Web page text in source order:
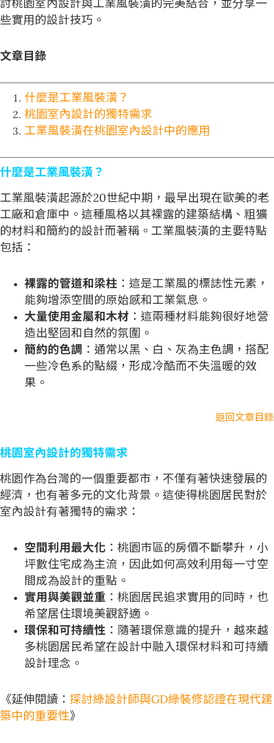
討桃園室內設計與工業風裝潢的完美結合，並分享一
些實用的設計技巧。
文章目錄
什麼是工業風裝潢？
桃園室內設計的獨特需求
工業風裝潢在桃園室內設計中的應用
什麼是工業風裝潢？
工業風裝潢起源於20世紀中期，最早出現在歐美的老
工廠和倉庫中。這種風格以其裸露的建築結構、粗獷
的材料和簡約的設計而著稱。工業風裝潢的主要特點
包括：
裸露的管道和梁柱 ：這是工業風的標誌性元素，
能夠增添空間的原始感和工業氣息。
大量使用金屬和木材 ：這兩種材料能夠很好地營
造出堅固和自然的氛圍。
簡約的色調 ：通常以黑、白、灰為主色調，搭配
一些冷色系的點綴，形成冷酷而不失溫暖的效
果。
返回文章目錄
桃園室內設計的獨特需求
桃園作為台灣的一個重要都市，不僅有著快速發展的
經濟，也有著多元的文化背景。這使得桃園居民對於
室內設計有著獨特的需求：
空間利用最大化 ：桃園市區的房價不斷攀升，小
坪數住宅成為主流，因此如何高效利用每一寸空
間成為設計的重點。
實用與美觀並重 ：桃園居民追求實用的同時，也
希望居住環境美觀舒適。
環保和可持續性 ：隨著環保意識的提升，越來越
多桃園居民希望在設計中融入環保材料和可持續
設計理念。
《延伸閱讀： 探討綠設計師與GD綠裝修認證在現代建
築中的重要性》